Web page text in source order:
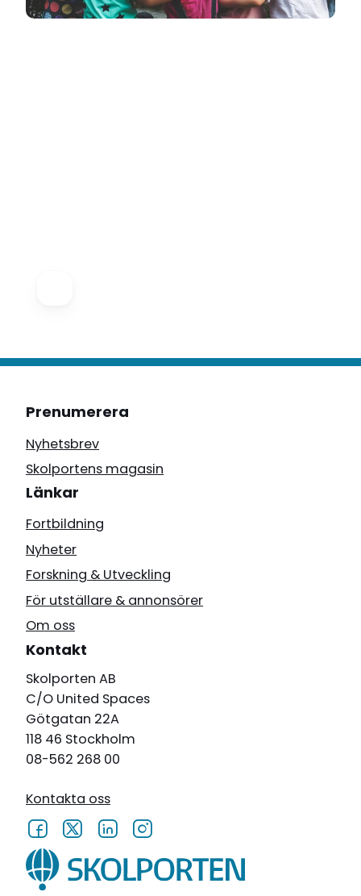
Prenumerera
Nyhetsbrev
Skolportens magasin
Länkar
Fortbildning
Nyheter
Forskning & Utveckling
För utställare & annonsörer
Om oss
Kontakt
Skolporten AB
C/O United Spaces
Götgatan 22A
118 46 Stockholm
08-562 268 00
Kontakta oss